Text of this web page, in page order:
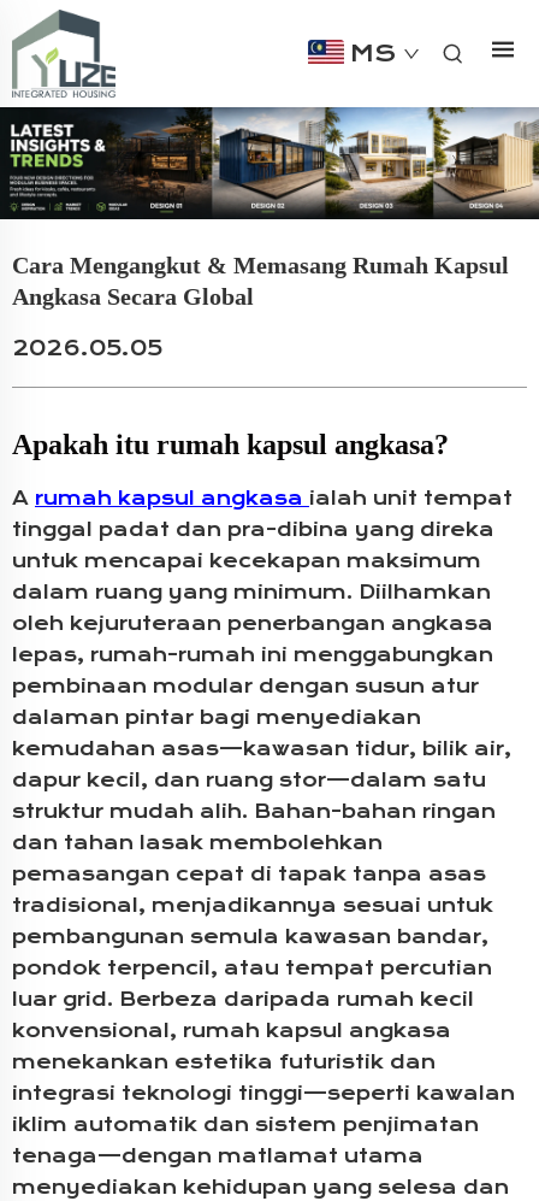
MS
Cara Mengangkut & Memasang Rumah Kapsul
Angkasa Secara Global
2026.05.05
Apakah itu rumah kapsul angkasa?
A rumah kapsul angkasa ialah unit tempat
tinggal padat dan pra-dibina yang direka
untuk mencapai kecekapan maksimum
dalam ruang yang minimum. Diilhamkan
oleh kejuruteraan penerbangan angkasa
lepas, rumah-rumah ini menggabungkan
pembinaan modular dengan susun atur
dalaman pintar bagi menyediakan
kemudahan asas—kawasan tidur, bilik air,
dapur kecil, dan ruang stor—dalam satu
struktur mudah alih. Bahan-bahan ringan
dan tahan lasak membolehkan
pemasangan cepat di tapak tanpa asas
tradisional, menjadikannya sesuai untuk
pembangunan semula kawasan bandar,
pondok terpencil, atau tempat percutian
luar grid. Berbeza daripada rumah kecil
konvensional, rumah kapsul angkasa
menekankan estetika futuristik dan
integrasi teknologi tinggi—seperti kawalan
iklim automatik dan sistem penjimatan
tenaga—dengan matlamat utama
menyediakan kehidupan yang selesa dan